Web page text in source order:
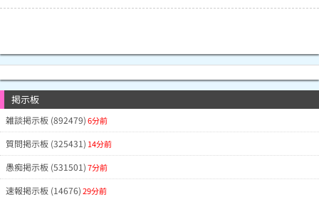
掲示板
雑談掲示板 (892479)6分前
質問掲示板 (325431) 14分前
愚痴掲示板 (531501)7分前
速報掲示板 (14676)29分前